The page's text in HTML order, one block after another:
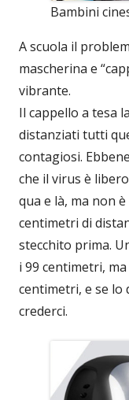
Bambini
A scuola il
mascherina e
vibrante.
Il cappello a tesa
distanziati tutti
contagiosi.
che il virus è
qua e là, ma non
centimetri di
stecchito prima.
i 99 centimetri,
centimetri, e se lo
crederci.